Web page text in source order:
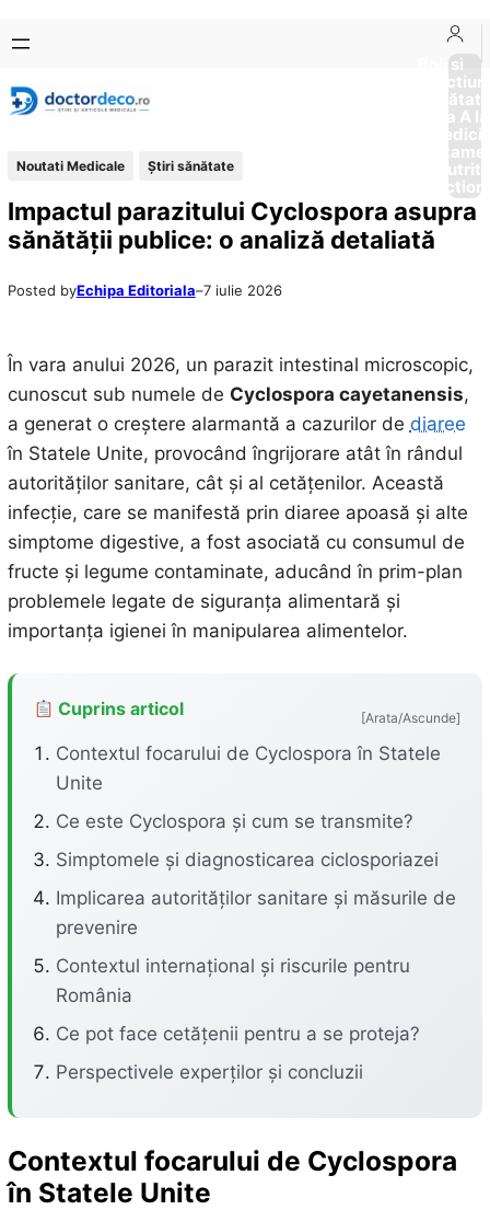
conținut
content
Boli si
Afectiuni
Sănătate
de la A
Noutati Medicale Ştiri sănătate
Impactul parazitului Cyclospora asupra
sănătății publice: o analiză detaliată
Posted byEchipa Editoriala–7 iulie 2026
În vara anului 2026, un parazit intestinal microscopic,
cunoscut sub numele de Cyclospora cayetanensis,
a generat o creștere alarmantă a cazurilor de diaree
în Statele Unite, provocând îngrijorare atât în rândul
autorităților sanitare, cât și al cetățenilor. Această
infecție, care se manifestă prin diaree apoasă și alte
simptome digestive, a fost asociată cu consumul de
fructe și legume contaminate, aducând în prim-plan
problemele legate de siguranța alimentară și
importanța igienei în manipularea alimentelor.
Cuprins articol [Arata/Ascunde]
Contextul focarului de Cyclospora în Statele
Unite
Ce este Cyclospora și cum se transmite?
Simptomele și diagnosticarea ciclosporiazei
Implicarea autorităților sanitare și măsurile de
prevenire
Contextul internațional și riscurile pentru
România
Ce pot face cetățenii pentru a se proteja?
Perspectivele experților și concluzii
Contextul focarului de Cyclospora
în Statele Unite